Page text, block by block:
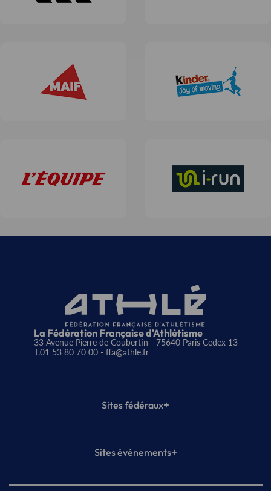
La Fédération Française d'Athlétisme
33 Avenue Pierre de Coubertin - 75640 Paris Cedex 13
T.01 53 80 70 00- ffa@athle.fr
Sites fédéraux+
Plateforme Formation
Sites événements+
Meeting de Paris indoor